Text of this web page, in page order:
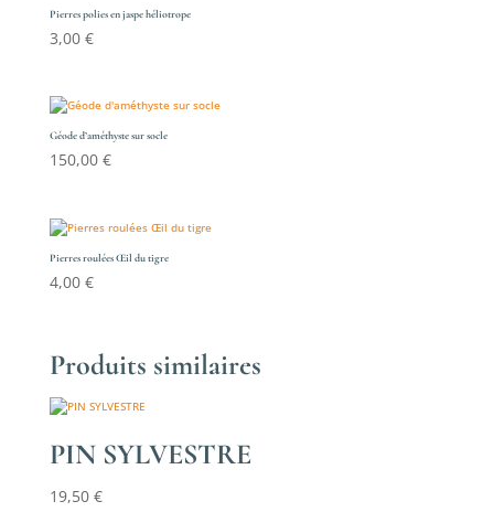
Pierres polies en jaspe héliotrope
3,00 €
Géode d’améthyste sur socle
150,00 €
Pierres roulées Œil du tigre
4,00 €
Produits similaires
PIN SYLVESTRE
19,50 €